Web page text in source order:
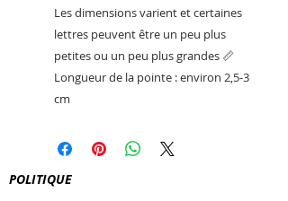
Les dimensions varient et certaines
lettres peuvent être un peu plus
petites ou un peu plus grandes 📏
Longueur de la pointe : environ 2,5-3
cm
POLITIQUE